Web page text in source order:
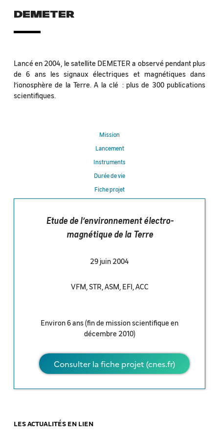
DEMETER
Lancé en 2004, le satellite DEMETER a observé pendant plus
de 6 ans les signaux électriques et magnétiques dans
l’ionosphère de la Terre. A la clé : plus de 300 publications
scientifiques.
Mission
Lancement
Instruments
Durée de vie
Fiche projet
Etude de l’environnement électro-
magnétique de la Terre
29 juin 2004
VFM, STR, ASM, EFI, ACC
Environ 6 ans (fin de mission scientifique en
décembre 2010)
Consulter la fiche projet (cnes.fr)
LES ACTUALITÉS EN LIEN